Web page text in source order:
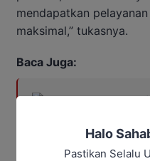
mendapatkan
maksimal,” tukasnya.
Baca Juga:
Minta
Halo
Pastikan Selalu